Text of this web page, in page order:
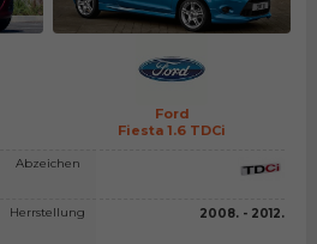
Ford
Fiesta 1.6 TDCi
Abzeichen
Herrstellung 2008. - 2012.